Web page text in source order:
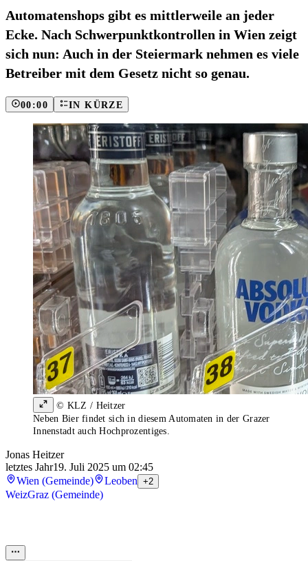
Automatenshops gibt es mittlerweile an jeder
Ecke. Nach Schwerpunktkontrollen in Wien zeigt
sich nun: Auch in der Steiermark nehmen es viele
Betreiber mit dem Gesetz nicht so genau.
00:00 IN KÜRZE
© KLZ / Heitzer
Neben Bier findet sich in diesem Automaten in der Grazer
Innenstadt auch Hochprozentiges.
Jonas Heitzer
letztes Jahr19. Juli 2025 um 02:45
Wien (Gemeinde)
Leoben +2
WeizGraz (Gemeinde)